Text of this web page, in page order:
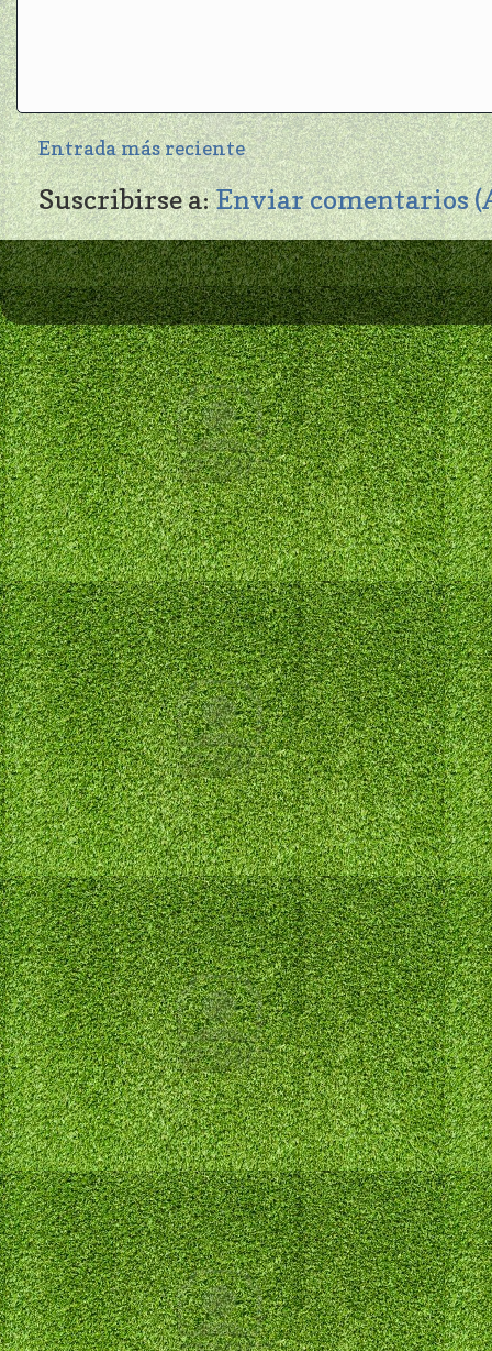
Entrada más reciente
Suscribirse a:Enviar comentarios